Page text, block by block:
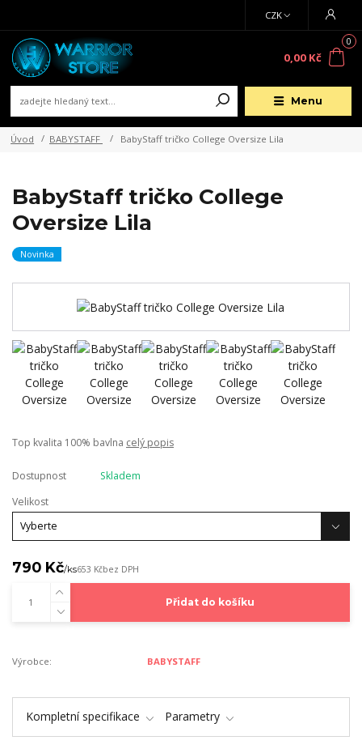
Menu
CZK
0
0,00 Kč
Úvod BABYSTAFF BabyStaff tričko College Oversize Lila
BabyStaff tričko College
Oversize Lila
Novinka
Top kvalita 100% bavlna celý popis
Dostupnost
Skladem
Velikost
790 Kč/ks653 Kčbez DPH
Přidat do košíku
Výrobce: BABYSTAFF
Kompletní specifikace Parametry